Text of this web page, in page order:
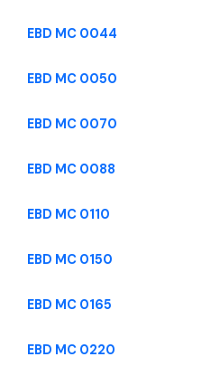
EBD MC 0044
EBD MC 0050
EBD MC 0070
EBD MC 0088
EBD MC 0110
EBD MC 0150
EBD MC 0165
EBD MC 0220